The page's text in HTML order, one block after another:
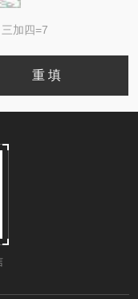
加四=7